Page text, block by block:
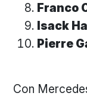
Franco
Isack
Pierre
Con